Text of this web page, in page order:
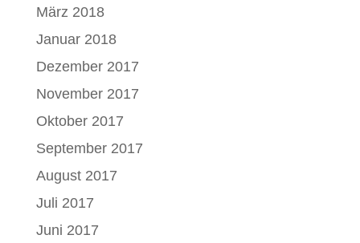
März 2018
Januar 2018
Dezember 2017
November 2017
Oktober 2017
September 2017
August 2017
Juli 2017
Juni 2017